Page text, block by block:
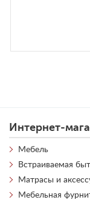
Интернет-
Мебель
Встраиваемая
Матрасы и
Мебельная